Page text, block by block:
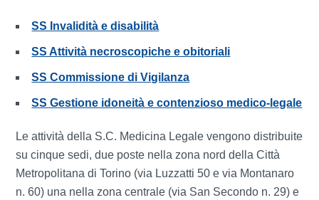
SS Invalidità e disabilità
SS Attività necroscopiche e obitoriali
SS Commissione di Vigilanza
SS Gestione idoneità e contenzioso medico-legale
Le attività della S.C. Medicina Legale vengono distribuite
su cinque sedi, due poste nella zona nord della Città
Metropolitana di Torino (via Luzzatti 50 e via Montanaro
n. 60) una nella zona centrale (via San Secondo n. 29) e